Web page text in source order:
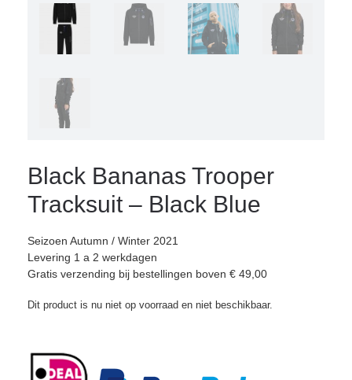
Black Bananas Trooper
Tracksuit – Black Blue
Seizoen Autumn / Winter 2021
Levering 1 a 2 werkdagen
Gratis verzending bij bestellingen boven € 49,00
Dit product is nu niet op voorraad en niet beschikbaar.